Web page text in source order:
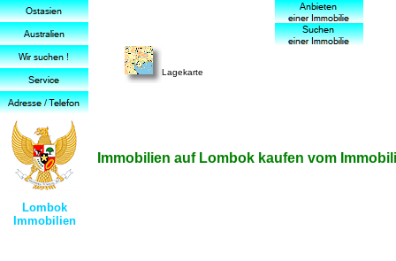
Lagekarte
Lombok
Immobilien
Immobilien auf Lombok kaufen vom